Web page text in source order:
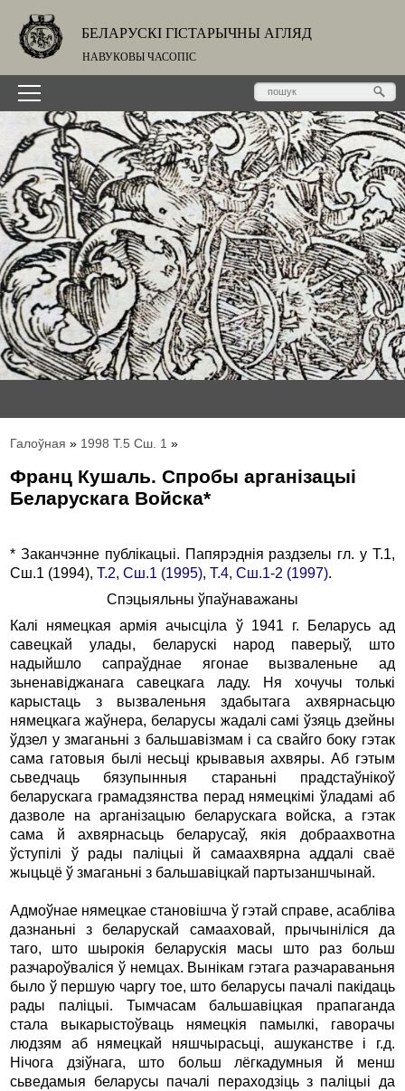
БЕЛАРУСКІ ГІСТАРЫЧНЫ АГЛЯД
НАВУКОВЫ ЧАСОПІС
Галоўная » 1998 Т.5 Сш. 1 »
Франц Кушаль. Спробы арганiзацыi
Беларускага Войска*
* Заканчэнне публікацыі. Папярэднія раздзелы гл. у Т.1,
Сш.1 (1994),Т.2, Сш.1 (1995),Т.4, Сш.1-2 (1997).
Спэцыяльны ўпаўнаважаны
Калi нямецкая армiя ачысцiла ў 1941 г. Беларусь ад
савецкай улады, беларускi народ паверыў, што
надыйшло сапраўднае ягонае вызваленьне ад
зьненавiджанага савецкага ладу. Ня хочучы толькi
карыстаць з вызваленьня здабытага ахвярнасьцю
нямецкага жаўнера, беларусы жадалi самi ўзяць дзейны
ўдзел у змаганьнi з бальшавiзмам i са свайго боку гэтак
сама гатовыя былi несьцi крывавыя ахвяры. Аб гэтым
сьведчаць бязупынныя стараньнi прадстаўнiкоў
беларускага грамадзянства перад нямецкiмi ўладамi аб
дазволе на арганiзацыю беларускага войска, а гэтак
сама й ахвярнасьць беларусаў, якiя добраахвотна
ўступiлi ў рады палiцыi й самаахвярна аддалi сваё
жыцьцё ў змаганьнi з бальшавiцкай партызаншчынай.
Адмоўнае нямецкае становiшча ў гэтай справе, асаблiва
дазнаньнi з беларускай самааховай, прычынiлiся да
таго, што шырокiя беларускiя масы што раз больш
разчароўвалiся ў немцах. Вынiкам гэтага разчараваньня
было ў першую чаргу тое, што беларусы пачалi пакiдаць
рады палiцыi. Тымчасам бальшавiцкая прапаганда
стала выкарыстоўваць нямецкiя памылкi, гаворачы
людзям аб нямецкай няшчырасьцi, ашуканстве i г.д.
Нiчога дзiўнага, што больш лёгкадумныя й менш
сьведамыя беларусы пачалi пераходзiць з палiцыi да